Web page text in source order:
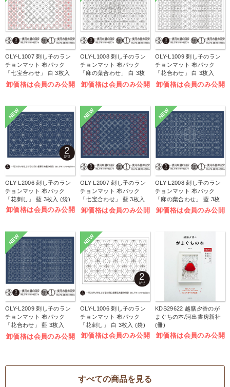
OLY-L1007 刺し子のラン
チョンマット 布パック
「七宝合わせ」 白 3枚入
(袋)
卸価格は会員のみ公開
OLY-L1008 刺し子のラン
チョンマット 布パック
「麻の葉合わせ」 白 3枚
入 (袋)
卸価格は会員のみ公開
OLY-L1009 刺し子のラン
チョンマット 布パック
「花合わせ」 白 3枚入
(袋)
卸価格は会員のみ公開
NEW
OLY-L2006 刺し子のラン
チョンマット 布パック
「花刺し」 藍 3枚入 (袋)
卸価格は会員のみ公開
NEW
OLY-L2007 刺し子のラン
チョンマット 布パック
「七宝合わせ」 藍 3枚入
(袋)
卸価格は会員のみ公開
NEW
OLY-L2008 刺し子のラン
チョンマット 布パック
「麻の葉合わせ」 藍 3枚
入 (袋)
卸価格は会員のみ公開
NEW
OLY-L2009 刺し子のラン
チョンマット 布パック
「花合わせ」 藍 3枚入
(袋)
卸価格は会員のみ公開
NEW
OLY-L1006 刺し子のラン
チョンマット 布パック
「花刺し」 白 3枚入 (袋)
卸価格は会員のみ公開
KDS29622 越膳夕香のが
まぐちの本/河出書房新社
(冊)
卸価格は会員のみ公開
すべての商品を見る